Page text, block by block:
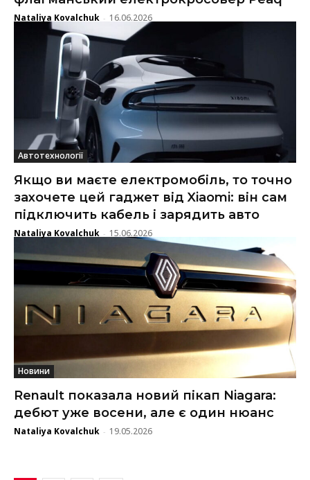
Nataliya Kovalchuk - 16.06.2026
Автотехнології
Якщо ви маєте електромобіль, то точно
захочете цей гаджет від Xiaomi: він сам
підключить кабель і зарядить авто
Nataliya Kovalchuk - 15.06.2026
Новини
Renault показала новий пікап Niagara:
дебют уже восени, але є один нюанс
Nataliya Kovalchuk - 19.05.2026